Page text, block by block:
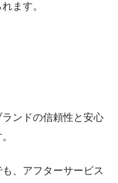
ます。
ンドの信頼性と安心
、アフターサービス